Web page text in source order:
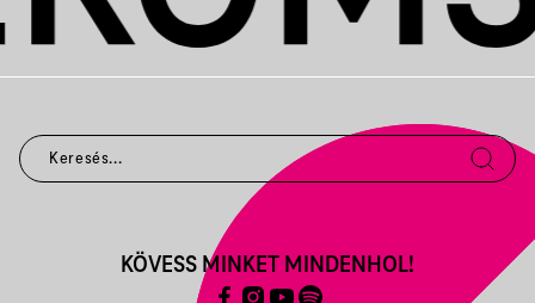
KÖVESS MINKET MINDENHOL!